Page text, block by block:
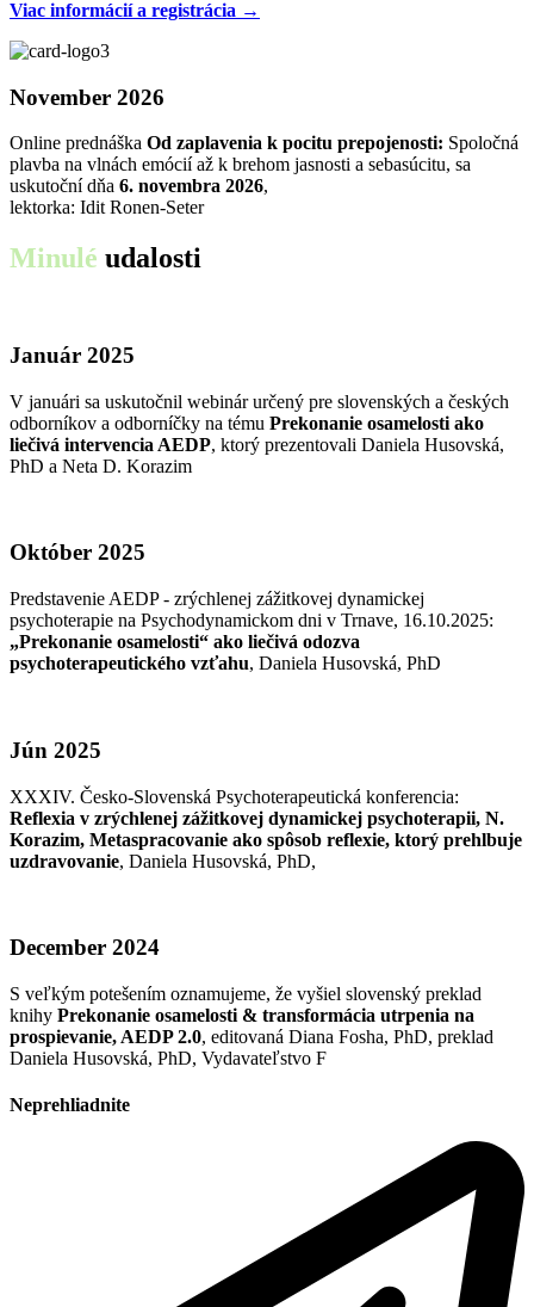
Viac informácií a registrácia →
November 2026
Online prednáška Od zaplavenia k pocitu prepojenosti: Spoločná
plavba na vlnách emócií až k brehom jasnosti a sebasúcitu, sa
uskutoční dňa 6. novembra 2026,
lektorka: Idit Ronen-Seter
Minulé udalosti
Január 2025
V januári sa uskutočnil webinár určený pre slovenských a českých
odborníkov a odborníčky na tému Prekonanie osamelosti ako
liečivá intervencia AEDP, ktorý prezentovali Daniela Husovská,
PhD a Neta D. Korazim
Október 2025
Predstavenie AEDP - zrýchlenej zážitkovej dynamickej
psychoterapie na Psychodynamickom dni v Trnave, 16.10.2025:
„Prekonanie osamelosti“ ako liečivá odozva
psychoterapeutického vzťahu, Daniela Husovská, PhD
Jún 2025
XXXIV. Česko-Slovenská Psychoterapeutická konferencia:
Reflexia v zrýchlenej zážitkovej dynamickej psychoterapii, N.
Korazim, Metaspracovanie ako spôsob reflexie, ktorý prehlbuje
uzdravovanie, Daniela Husovská, PhD,
December 2024
S veľkým potešením oznamujeme, že vyšiel slovenský preklad
knihy Prekonanie osamelosti & transformácia utrpenia na
prospievanie, AEDP 2.0, editovaná Diana Fosha, PhD, preklad
Daniela Husovská, PhD, Vydavateľstvo F
Neprehliadnite